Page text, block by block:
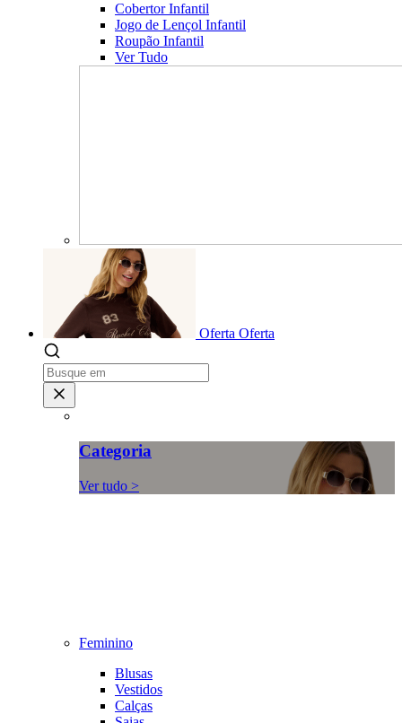
Cobertor Infantil
Jogo de Lençol Infantil
Roupão Infantil
Ver Tudo
Oferta Oferta
Categoria
Ver tudo >
Feminino
Blusas
Vestidos
Calças